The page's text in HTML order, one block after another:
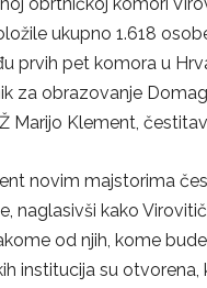
ukupno 1.618
prvih pet komora u
za obrazovanje
Marijo Klement,
novim majstorima
naglasivši kako
od njih, kome
institucija su